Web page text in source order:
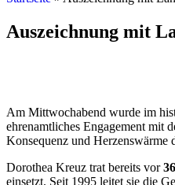
Auszeichnung mit
Am Mittwochabend wurde im
ehrenamtliches Engagement mit
Konsequenz und Herzenswärme
Dorothea Kreuz trat bereits vor
einsetzt. Seit 1995 leitet sie die